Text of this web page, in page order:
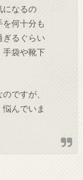
なるの
何十分も
ぎるぐらい
手袋や靴下
ですが、
んでいま